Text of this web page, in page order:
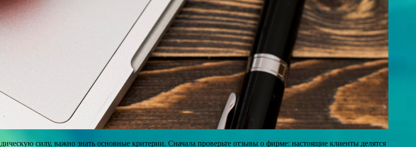
силу, важно знать основные критерии. Сначала проверьте отзывы о фирме: настоящие клиенты делятся